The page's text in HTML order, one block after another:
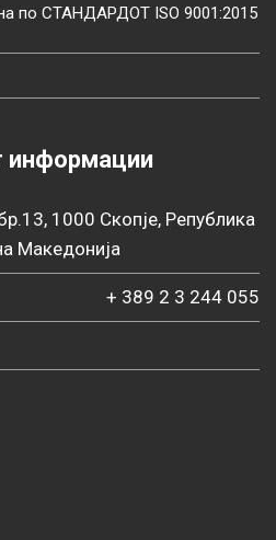
по СТАНДАРДОТ ISO 9001:2015
информации
1000 Скопје, Република
Македонија
+ 389 2 3 244 055